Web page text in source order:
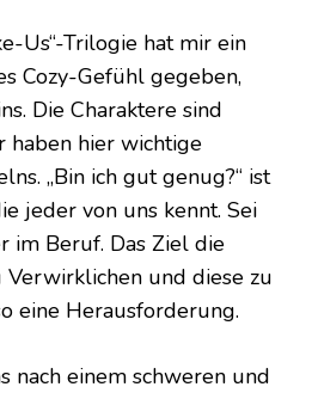
Us“-Trilogie hat mir ein
Cozy-Gefühl gegeben,
Die Charaktere sind
haben hier wichtige
„Bin ich gut genug?“ ist
jeder von uns kennt. Sei
im Beruf. Das Ziel die
Verwirklichen und diese zu
eine Herausforderung.
nach einem schweren und